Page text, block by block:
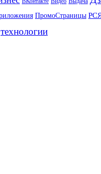
ПромоСтраницы
технологии